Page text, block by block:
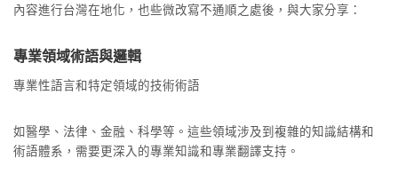
內容進行台灣在地化，也些微改寫不通順之處後，與大家分享：
專業領域術語與邏輯
專業性語言和特定領域的技術術語
如醫學、法律、金融、科學等。這些領域涉及到複雜的知識結構和
術語體系，需要更深入的專業知識和專業翻譯支持。